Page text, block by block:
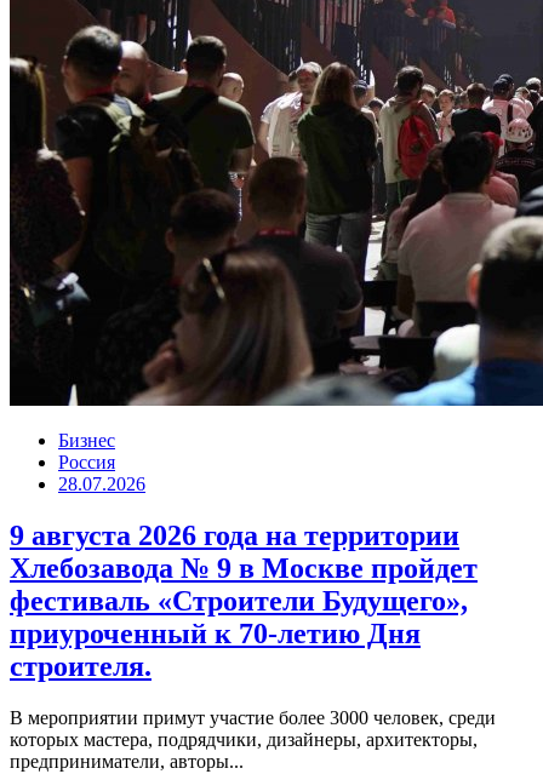
Бизнес
Россия
28.07.2026
9 августа 2026 года на территории
Хлебозавода № 9 в Москве пройдет
фестиваль «Строители Будущего»,
приуроченный к 70-летию Дня
строителя.
В мероприятии примут участие более 3000 человек, среди
которых мастера, подрядчики, дизайнеры, архитекторы,
предприниматели, авторы...